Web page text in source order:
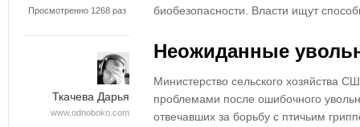
Просмотренно 1268 раз
Ткачева Дарья
www.odnoboko.com
биобезопасности. Власти ищут
Неожиданные
Министерство сельского хозяйства
проблемами после ошибочного
отвечавших за борьбу с птичьим